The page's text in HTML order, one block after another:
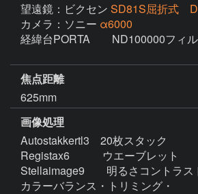
望遠鏡：ビクセン SD81S屈折式
カメラ：ソニー α6000
経緯台PORTA　　ND100000フィ
焦点距離
625mm
画像処理
Autostakkertl3　20枚スタック
Registax6　　　ウエーブレット
Stellaimage9　　明るさコントラス
カラーバランス・トリミング・